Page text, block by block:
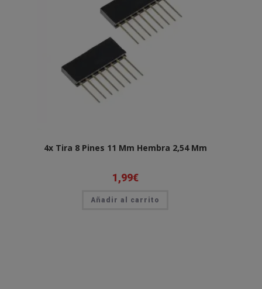
4x Tira 8 Pines 11 Mm Hembra 2,54 Mm
1,99€
Añadir al carrito